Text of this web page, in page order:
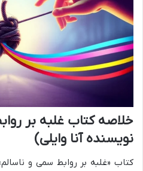
خلاصه کتاب غلبه بر
نویسنده آنا وایلی)
کتاب «غلبه بر روابط سمی و